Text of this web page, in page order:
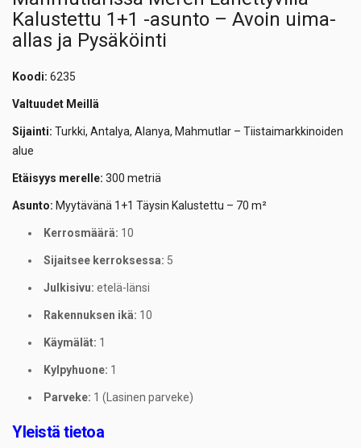
Kalustettu 1+1 -asunto – Avoin uima-
allas ja Pysäköinti
Koodi: 6235
Valtuudet Meillä
Sijainti: Turkki, Antalya, Alanya, Mahmutlar – Tiistaimarkkinoiden
alue
Etäisyys merelle: 300 metriä
Asunto: Myytävänä 1+1 Täysin Kalustettu – 70 m²
Kerrosmäärä: 10
Sijaitsee kerroksessa: 5
Julkisivu: etelä-länsi
Rakennuksen ikä: 10
Käymälät: 1
Kylpyhuone: 1
Parveke: 1 (Lasinen parveke)
Yleistä tietoa